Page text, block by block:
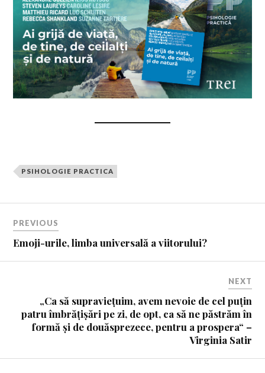
PSIHOLOGIE PRACTICA
PREVIOUS
Emoji-urile, limba universală a viitorului?
NEXT
„Ca să supraviețuim, avem nevoie de cel puțin
patru îmbrățișări pe zi, de opt, ca să ne păstrăm în
formă și de douăsprezece, pentru a prospera“ –
Virginia Satir